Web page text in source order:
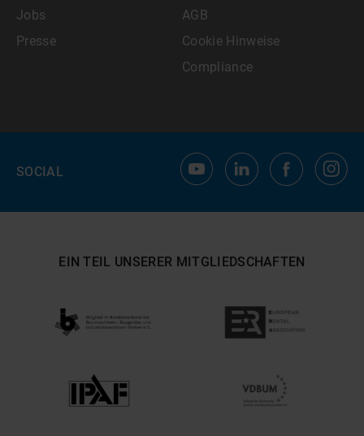
Jobs
Presse
AGB
Cookie Hinweise
Compliance
SOCIAL
EIN TEIL UNSERER MITGLIEDSCHAFTEN